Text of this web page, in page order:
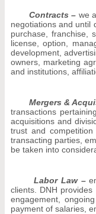
Contracts – we
negotiations and until
purchase, franchise,
license, option,
development,
owners, marketing
and institutions,
Mergers &
transactions
acquisitions and
trust and
transacting parties,
be taken into
Labor Law –
clients. DNH
engagement,
payment of salaries,